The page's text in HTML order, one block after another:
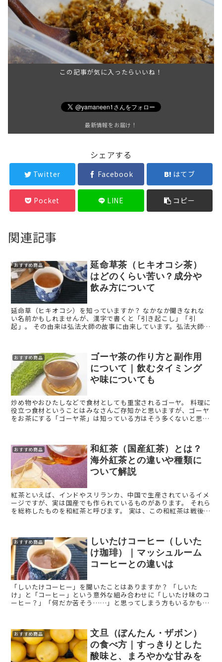
この記事が気に入ったらいいね！
最新情報をお届け！
シェアする
Twitter Facebook はてブ
Pocket LINE コピー
関連記事
おすすめ商品
延命草茶（ヒキオコシ茶）
はどのくらい苦い？成分や
飲み方について
延命草（ヒキオコシ）を知っていますか？ なかなか聞きなれな
い名前かもしれませんが、漢字で書くと「引き起こし」「引
起」。 その由来は弘法大師の故事に由来しています。弘法大師は
おすすめ商品
ゴーヤ茶の作り方と副作用
について｜飲むタイミング
や味についても
炒め物やおひたしなどで食材としても重宝されるゴーヤ。 料理に
役立つ食材ということはみなさんご存知かと思いますが、ゴーヤ
をお茶にする「ゴーヤ茶」は知っている方はそう多くないと思い
おすすめ商品
和紅茶（国産紅茶）とは？
海外紅茶との違いや種類に
ついて解説
紅茶といえば、インドやスリランカ、中国で生産されているイメ
ージですが、実は国産でも作られているものがあります。 それら
を総称したものを和紅茶と呼びます。 実は、この和紅茶は戦後す
おすすめ商品
しいたけコーヒー（しいた
け珈琲）｜マッシュルーム
コーヒーとの違いは
「しいたけコーヒー」を聞いたことはありますか？ 「しいた
け」と「コーヒー」という意外な組み合わせに「しいたけ味のコ
ーヒー？」「何だか苦そう……」と思ってしまう方もいるかもし
おすすめ商品
文旦（ぼんたん・ザボン）
の食べ方｜すっきりとした
酸味と、まろやかな甘みを